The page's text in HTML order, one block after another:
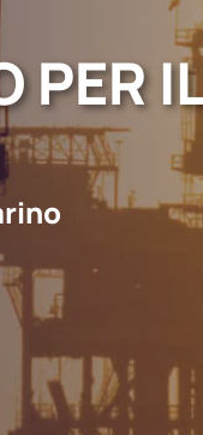
PER